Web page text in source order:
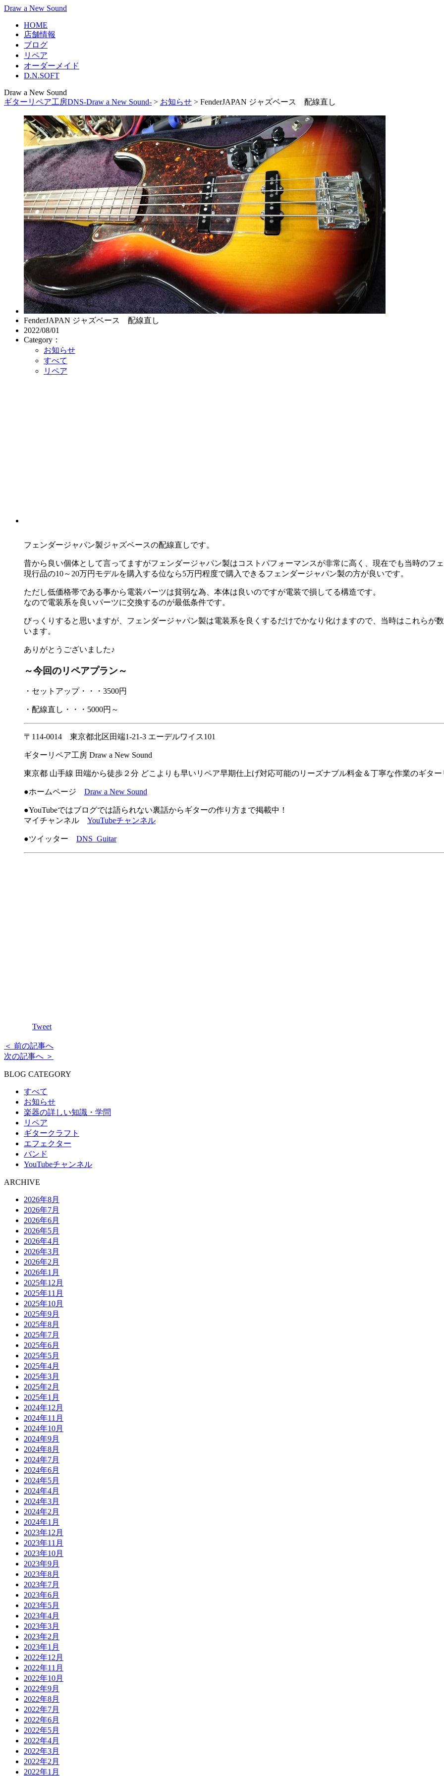
Draw a New Sound
HOME
店舗情報
ブログ
リペア
オーダーメイド
D.N.SOFT
Draw a New Sound
ギターリペア工房DNS-Draw a New Sound- > お知らせ > FenderJAPAN ジャズベース 配線直し
FenderJAPAN ジャズベース 配線直し
2022/08/01
Category：
お知らせ
すべて
リペア
フェンダージャパン製ジャズベースの配線直しです。
昔から良い個体として言ってますがフェンダージャパン製はコストパフォーマンスが非常に高く、現在でも当時のフ
現行品の10～20万円モデルを購入する位なら5万円程度で購入できるフェンダージャパン製の方が良いです。
ただし低価格帯である事から電装パーツは貧弱な為、本体は良いのですが電装で損してる構造です。
なので電装系を良いパーツに交換するのが最低条件です。
びっくりすると思いますが、フェンダージャパン製は電装系を良くするだけでかなり化けますので、当時はこれらが
います。
ありがとうございました♪
～今回のリペアプラン～
・セットアップ・・・3500円
・配線直し・・・5000円～
〒114-0014 東京都北区田端1-21-3 エーデルワイス101
ギターリペア工房 Draw a New Sound
東京都 山手線 田端から徒歩２分 どこよりも早いリペア早期仕上げ対応可能のリーズナブル料金＆丁寧な作業のギタ
●ホームページ Draw a New Sound
●YouTubeではブログでは語られない裏話からギターの作り方まで掲載中！
マイチャンネル YouTubeチャンネル
●ツイッター DNS_Guitar
Tweet
＜ 前の記事へ
次の記事へ ＞
BLOG CATEGORY
すべて
お知らせ
楽器の詳しい知識・学問
リペア
ギタークラフト
エフェクター
バンド
YouTubeチャンネル
ARCHIVE
2026年8月
2026年7月
2026年6月
2026年5月
2026年4月
2026年3月
2026年2月
2026年1月
2025年12月
2025年11月
2025年10月
2025年9月
2025年8月
2025年7月
2025年6月
2025年5月
2025年4月
2025年3月
2025年2月
2025年1月
2024年12月
2024年11月
2024年10月
2024年9月
2024年8月
2024年7月
2024年6月
2024年5月
2024年4月
2024年3月
2024年2月
2024年1月
2023年12月
2023年11月
2023年10月
2023年9月
2023年8月
2023年7月
2023年6月
2023年5月
2023年4月
2023年3月
2023年2月
2023年1月
2022年12月
2022年11月
2022年10月
2022年9月
2022年8月
2022年7月
2022年6月
2022年5月
2022年4月
2022年3月
2022年2月
2022年1月